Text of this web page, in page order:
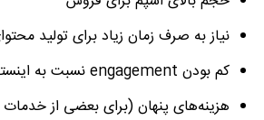
نیاز به صرف زمان زیاد برای تولید
کم بودن engagementنسبت به
هزینه‌های پنهان (برای بعضی از